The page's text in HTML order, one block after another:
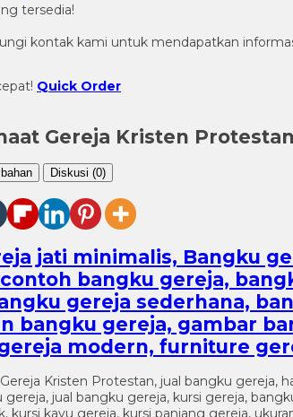
tersedia!
kontak kami untuk mendapatkan
Quick Order
Gereja Kristen Protestan
Diskusi (0)
jati minimalis, Bangku
bangku gereja,
gereja sederhana,
bangku gereja, gambar
modern, furniture